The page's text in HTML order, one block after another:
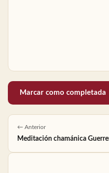
Marcar como completada
← Anterior
Meditación chamánica